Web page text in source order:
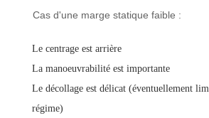
Cas d'une marge statique faible :
Le centrage est arrière
La manoeuvrabilité est importante
Le décollage est délicat (éventuellement
régime)